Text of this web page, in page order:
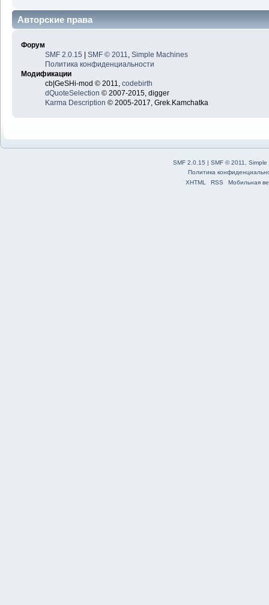
Авторские права
Форум
SMF 2.0.15 | SMF © 2011
Simple Machines
Политика конфиденциальности
Модификации
cb|GeSHi-mod © 2011, codebirth
dQuoteSelection © 2007-2015, digger
Karma Description © 2005-2017, Grek.Kamchatka
SMF 2.0.15 | SMF © 2011
Simple
Политика
XHTML
RSS Мобильная